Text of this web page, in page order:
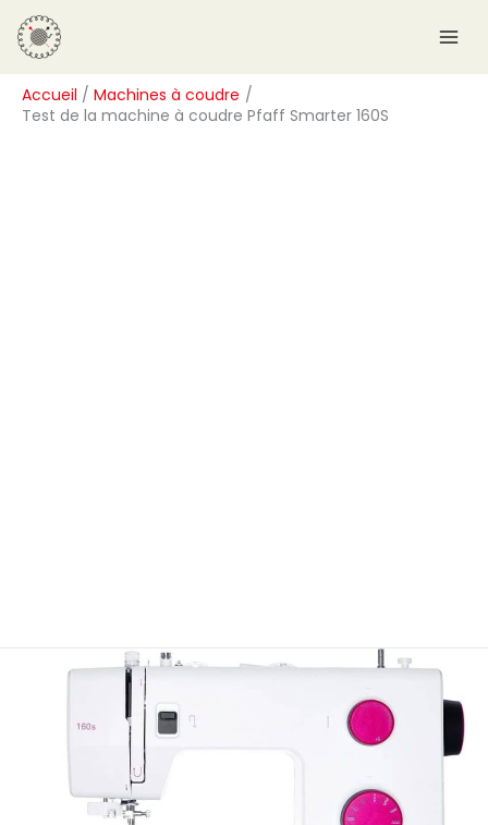
Aller
au
contenu
Accueil
Machines à coudre
Test de la machine à coudre Pfaff Smarter 160S
R
e
c
h